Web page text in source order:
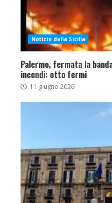
Notizie dalla Sicilia
Palermo, fermata la
incendi: otto fermi
11 giugno 2026